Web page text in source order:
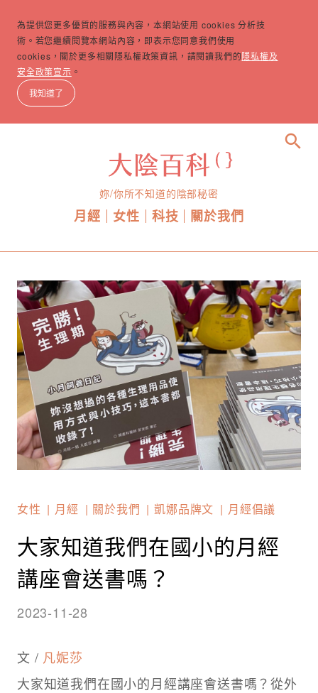
為提供您更多優質的服務與內容，本網站使用 cookies 分析技
術。若您繼續閱覽本網站內容，即表示您同意我們使用
cookies，關於更多相關隱私權政策資訊，請閱讀我們的隱私權及
安全政策宣示 。
我知道了
妳/你所不知道的陰部秘密
月經 女性 科技 關於我們
search
女性 月經 關於我們 凱娜品牌文 月經倡議
大家知道我們在國小的月經
講座會送書嗎？
2023-11-28
文 / 凡妮莎
大家知道我們在國小的月經講座會送書嗎？從外